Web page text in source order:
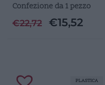
Confezione da 1 pezzo
€22,72 €15,52
PLASTICA